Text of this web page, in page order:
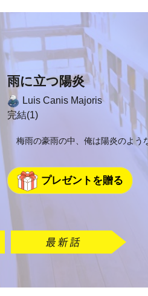
雨に立つ陽炎
Luis Canis Majoris
完結(1)
梅雨の豪雨の中、俺は陽炎のよう
プレゼントを贈る